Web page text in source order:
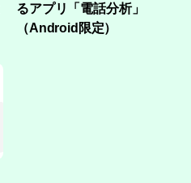
るアプリ「電話分析」
（Android限定）